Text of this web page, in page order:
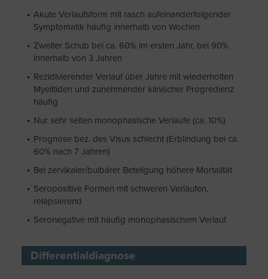
Akute Verlaufsform mit rasch aufeinanderfolgender
Symptomatik häufig innerhalb von Wochen
Zweiter Schub bei ca. 60% im ersten Jahr, bei 90%
innerhalb von 3 Jahren
Rezidivierender Verlauf über Jahre mit wiederholten
Myelitiden und zunehmender klinischer Progredienz
häufig
Nur sehr selten monophasische Verläufe (ca. 10%)
Prognose bez. des Visus schlecht (Erblindung bei ca.
60% nach 7 Jahren)
Bei zervikaler/bulbärer Beteligung höhere Mortalität
Seropositive Formen mit schweren Verläufen,
relapsierend
Seronegative mit häufig monophasischem Verlauf
Differentialdiagnose